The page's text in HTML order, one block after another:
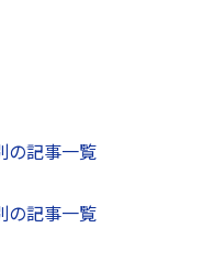
の記事一覧
の記事一覧